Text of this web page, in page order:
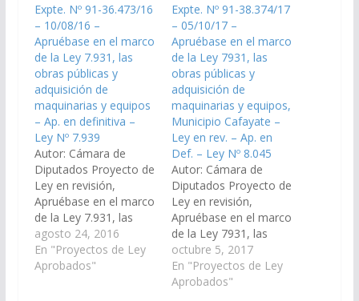
Expte. Nº 91-36.473/16
– 10/08/16 –
Apruébase en el marco
de la Ley 7.931, las
obras públicas y
adquisición de
maquinarias y equipos
– Ap. en definitiva –
Ley Nº 7.939
Autor: Cámara de
Diputados Proyecto de
Ley en revisión,
Apruébase en el marco
de la Ley 7.931, las
obras públicas y
adquisición de
maquinarias y equipos,
agosto 24, 2016
En "Proyectos de Ley
Aprobados"
Expte. Nº 91-38.374/17
– 05/10/17 –
Apruébase en el marco
de la Ley 7931, las
obras públicas y
adquisición de
maquinarias y equipos,
Municipio Cafayate –
Ley en rev. – Ap. en
Def. – Ley Nº 8.045
Autor: Cámara de
Diputados Proyecto de
Ley en revisión,
Apruébase en el marco
de la Ley 7931, las
obras públicas y
adquisición de
maquinarias y equipos,
octubre 5, 2017
En "Proyectos de Ley
Aprobados"